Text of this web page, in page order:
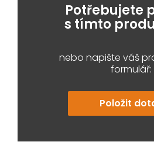
Potřebujete
s tímto
nebo napište váš
formulář:
Položit